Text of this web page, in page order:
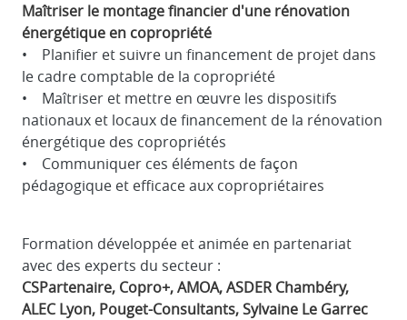
Maîtriser le montage financier d'une rénovation
énergétique en copropriété
• Planifier et suivre un financement de projet dans
le cadre comptable de la copropriété
• Maîtriser et mettre en œuvre les dispositifs
nationaux et locaux de financement de la rénovation
énergétique des copropriétés
• Communiquer ces éléments de façon
pédagogique et efficace aux copropriétaires
Formation développée et animée en partenariat
avec des experts du secteur :
CSPartenaire, Copro+, AMOA, ASDER Chambéry,
ALEC Lyon, Pouget-Consultants, Sylvaine Le Garrec